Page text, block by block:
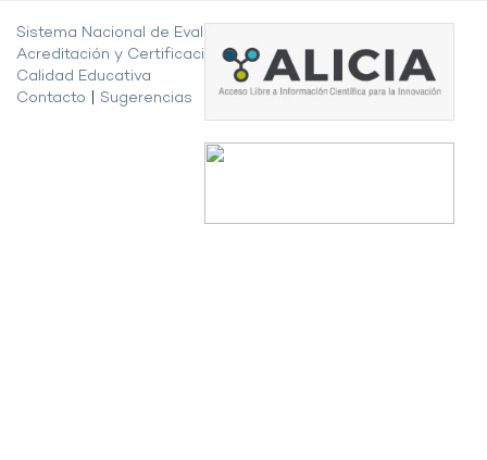
Sistema Nacional de Evaluación,
Acreditación y Certificación de la
Calidad Educativa
Contacto
Sugerencias